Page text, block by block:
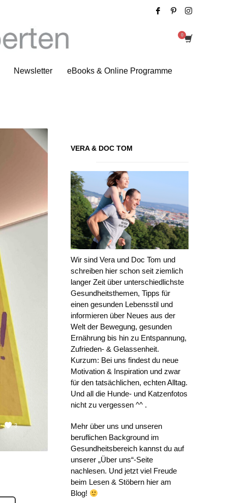
Newsletter eBooks & Online Programme
Tag: Ernährung
3
VERA & DOC TOM
Wir sind Vera und Doc Tom und
schreiben hier schon seit ziemlich
langer Zeit über unterschiedlichste
Gesundheitsthemen, Tipps für
einen gesunden Lebensstil und
informieren über Neues aus der
Welt der Bewegung, gesunden
Ernährung bis hin zu Entspannung,
Zufrieden- & Gelassenheit.
Kurzum: Bei uns findest du neue
Motivation & Inspiration und zwar
für den tatsächlichen, echten Alltag.
Und all die Hunde- und Katzenfotos
nicht zu vergessen ^^ .
Mehr über uns und unseren
beruflichen Background im
Gesundheitsbereich kannst du auf
unserer „Über uns“-Seite
nachlesen. Und jetzt viel Freude
beim Lesen & Stöbern hier am
Blog!